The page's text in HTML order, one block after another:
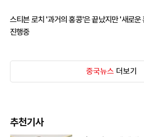
스티븐 로치 '과거의 홍콩'은 끝났지만 '새로운
진행중
중국뉴스 더보기
추천기사